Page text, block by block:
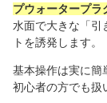
プウォータープラ
水面で大きな「引
トを誘発します。
基本操作は実に簡
初心者の方でも扱